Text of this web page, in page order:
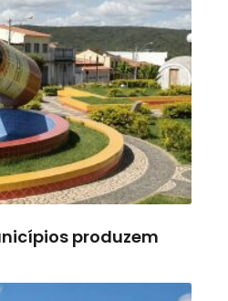
produzem